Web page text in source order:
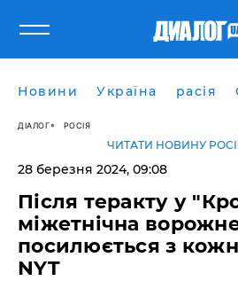
Новини Україна расія
ДІАЛОГ РОСІЯ
ЧИТАТИ НОВИНУ
28 березня 2024, 09:08
Після теракту у
міжетнічна
посилюється з
NYT